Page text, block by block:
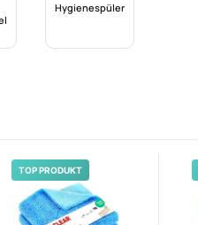
Hygienespüler
TOP PRODUKT